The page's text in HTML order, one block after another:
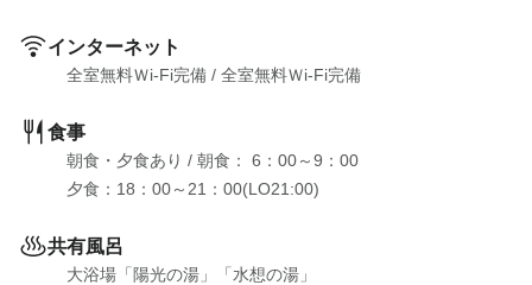
インターネット
全室無料Ｗi-Fi完備 / 全室無料Ｗi-Fi完備
食事
朝食・夕食あり / 朝食： 6：00～9：00
夕食：18：00～21：00(LO21:00)
共有風呂
大浴場「陽光の湯」「水想の湯」